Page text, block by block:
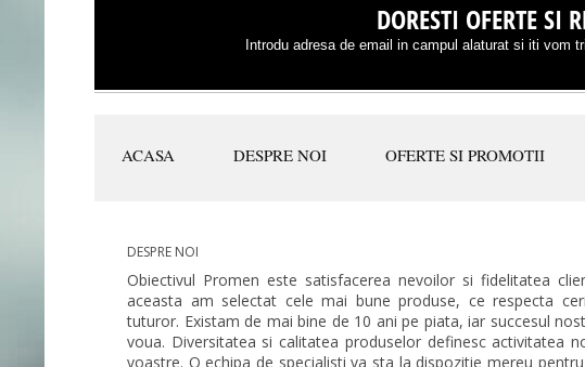
DORESTI OFERTE SI
Introdu adresa de email in campul alaturat si iti vom
ACASA DESPRE NOI OFERTE SI PROMOTII
DESPRE NOI
Obiectivul Promen este satisfacerea nevoilor si fidelitatea
aceasta am selectat cele mai bune produse, ce respecta
tuturor. Existam de mai bine de 10 ani pe piata, iar succesul
voua. Diversitatea si calitatea produselor definesc activitatea
voastre. O echipa de specialisti va sta la dispozitie mereu